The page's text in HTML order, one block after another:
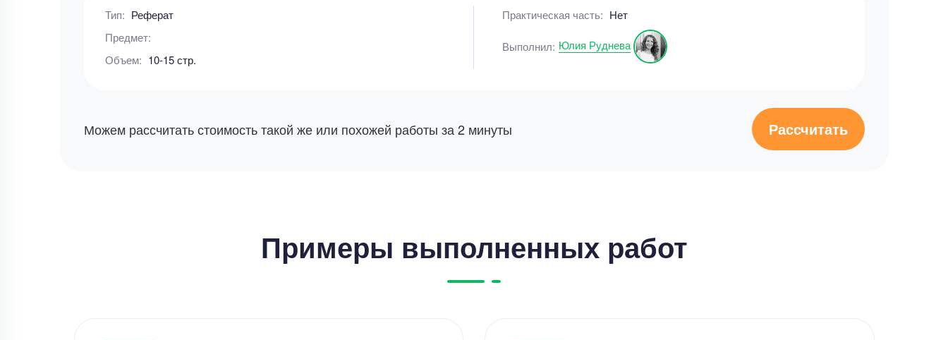
Тип: Реферат
Предмет:
Объем: 10-15 стр.
Практическая часть: Нет
Выполнил: Юлия Руднева
Можем рассчитать стоимость такой же или похожей работы за 2 минуты Рассчитать
Примеры выполненных работ